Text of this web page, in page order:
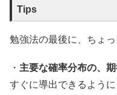
Tips
勉強法の最後に、ちょ
・ 主要な確率分布の、
すぐに導出できるように